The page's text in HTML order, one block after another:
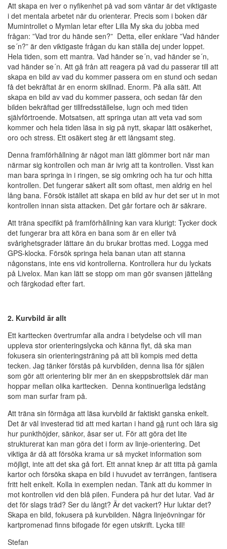
Att skapa en iver o nyfikenhet på vad som väntar är det viktigaste
i det mentala arbetet när du orienterar. Precis som i boken där
Mumintrollet o Mymlan letar efter Lilla My ska du jobba med
frågan: ”Vad tror du hände sen?” Detta, eller enklare ”Vad händer
se´n?” är den viktigaste frågan du kan ställa dej under loppet.
Hela tiden, som ett mantra. Vad händer se´n, vad händer se´n,
vad händer se´n. Att gå från att reagera på vad du passerar till att
skapa en bild av vad du kommer passera om en stund och sedan
få det bekräftat är en enorm skillnad. Enorm. På alla sätt. Att
skapa en bild av vad du kommer passera, och sedan får den
bilden bekräftad ger tillfredsställelse, lugn och med tiden
självförtroende. Motsatsen, att springa utan att veta vad som
kommer och hela tiden läsa in sig på nytt, skapar lätt osäkerhet,
oro och stress. Ett osäkert steg är ett långsamt steg.
Denna framförhållning är något man lätt glömmer bort när man
närmar sig kontrollen och man är ivrig att ta kontrollen. Visst kan
man bara springa in i ringen, se sig omkring och ha tur och hitta
kontrollen. Det fungerar säkert allt som oftast, men aldrig en hel
lång bana. Försök istället att skapa en bild av hur det ser ut in mot
kontrollen innan sista attacken. Det går fortare och är säkrare.
Att träna specifikt på framförhållning kan vara klurigt: Tycker dock
det fungerar bra att köra en bana som är en eller två
svårighetsgrader lättare än du brukar brottas med. Logga med
GPS-klocka. Försök springa hela banan utan att stanna
någonstans, inte ens vid kontrollerna. Kontrollera hur du lyckats
på Livelox. Man kan lätt se stopp om man gör svansen jättelång
och färgkodad efter fart.
2. Kurvbild är allt
Ett karttecken övertrumfar alla andra i betydelse och vill man
uppleva stor orienteringslycka och känna flyt, då ska man
fokusera sin orienteringsträning på att bli kompis med detta
tecken. Jag tänker förstås på kurvbilden, denna lisa för själen
som gör att orientering blir mer än en skeppsbrottslek där man
hoppar mellan olika karttecken. Denna kontinuerliga ledstång
som man surfar fram på.
Att träna sin förmåga att läsa kurvbild är faktiskt ganska enkelt.
Det är väl investerad tid att med kartan i hand gå runt och lära sig
hur punkthöjder, sänkor, åsar ser ut. För att göra det lite
strukturerat kan man göra det i form av linje-orientering. Det
viktiga är då att försöka krama ur så mycket information som
möjligt, inte att det ska gå fort. Ett annat knep är att titta på gamla
kartor och försöka skapa en bild i huvudet av terrängen, fantisera
fritt helt enkelt. Kolla in exemplen nedan. Tänk att du kommer in
mot kontrollen vid den blå pilen. Fundera på hur det lutar. Vad är
det för slags träd? Ser du långt? Är det vackert? Hur luktar det?
Skapa en bild, fokusera på kurvbilden. Några linjeövningar för
kartpromenad finns bifogade för egen utskrift. Lycka till!
Stefan